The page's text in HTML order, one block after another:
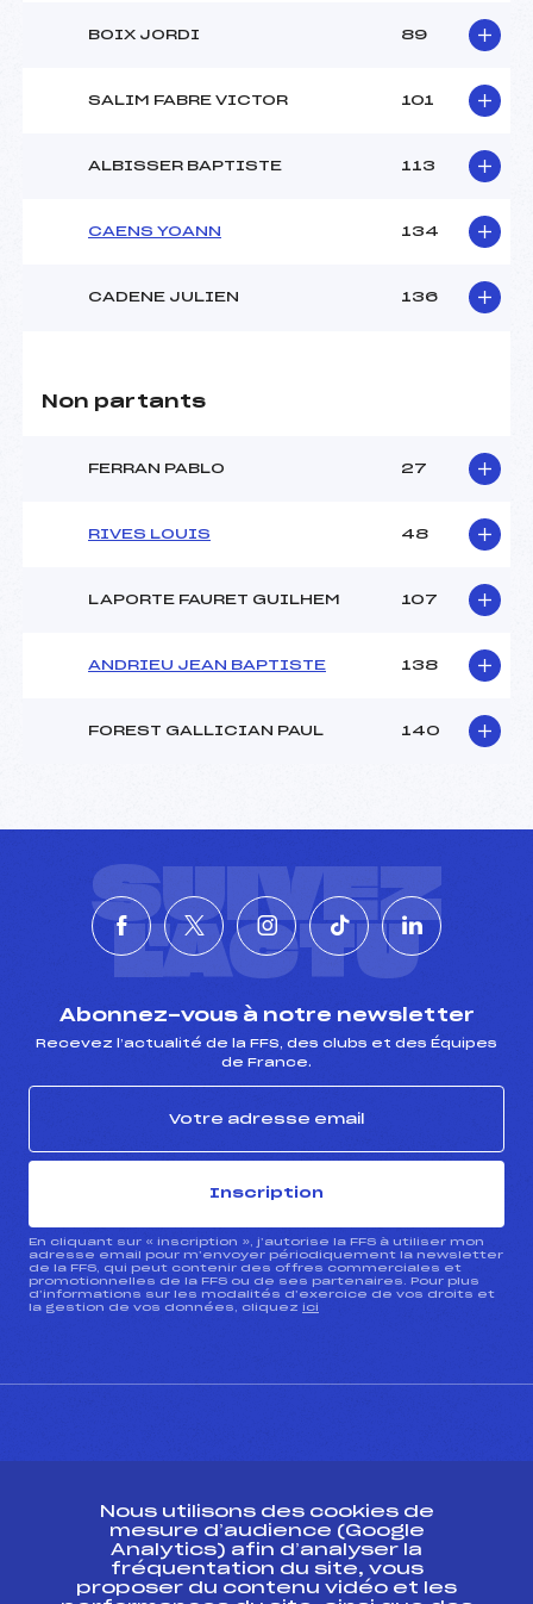
BOIX JORDI 89
SALIM FABRE VICTOR 101
ALBISSER BAPTISTE 113
CAENS YOANN 134
CADENE JULIEN 136
Non partants
FERRAN PABLO 27
RIVES LOUIS 48
LAPORTE FAURET GUILHEM 107
ANDRIEU JEAN BAPTISTE 138
FOREST GALLICIAN PAUL 140
SUIVEZ
L'ACTU
Abonnez-vous à notre newsletter
Recevez l’actualité de la FFS, des clubs et des Équipes
de France.
Inscription
En cliquant sur « inscription », j’autorise la FFS à utiliser mon
adresse email pour m’envoyer périodiquement la newsletter
de la FFS, qui peut contenir des offres commerciales et
promotionnelles de la FFS ou de ses partenaires. Pour plus
d’informations sur les modalités d’exercice de vos droits et
la gestion de vos données, cliquez ici
Ressources
Nous utilisons des cookies de
mesure d’audience (Google
Analytics) afin d’analyser la
fréquentation du site, vous
proposer du contenu vidéo et les